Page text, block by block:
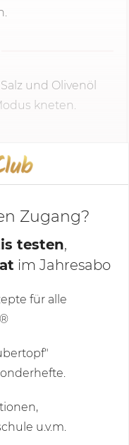
und Olivenöl
kneten.
Zugang?
testen,
im Jahresabo
für alle
u.v.m.